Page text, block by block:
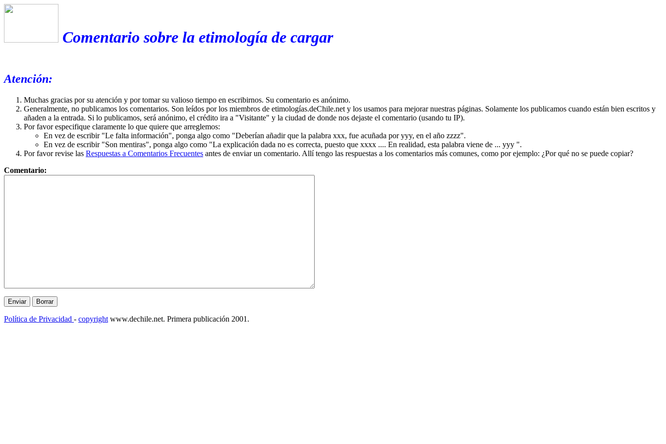
Comentario sobre la etimología de cargar
Atención:
Muchas gracias por su atención y por tomar su valioso tiempo en escribirnos. Su comentario es anónimo.
Generalmente, no publicamos los comentarios. Son leídos por los miembros de etimologías.deChile.net y los usamos para mejorar nuestras páginas. Solamente los publicamos cuando están bien escritos y
añaden a la entrada. Si lo publicamos, será anónimo, el crédito ira a "Visitante" y la ciudad de donde nos dejaste el comentario (usando tu IP).
Por favor especifique claramente lo que quiere que arreglemos:
En vez de escribir "Le falta información", ponga algo como "Deberían añadir que la palabra xxx, fue acuñada por yyy, en el año zzzz".
En vez de escribir "Son mentiras", ponga algo como "La explicación dada no es correcta, puesto que xxxx .... En realidad, esta palabra viene de ... yyy ".
Por favor revise las Respuestas a Comentarios Frecuentes antes de enviar un comentario. Allí tengo las respuestas a los comentarios más comunes, como por ejemplo: ¿Por qué no se puede copiar?
Comentario:
Política de Privacidad - copyright www.dechile.net. Primera publicación 2001.